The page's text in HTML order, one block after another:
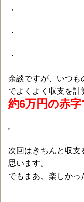
・
・
・
余談ですが、いつも
でよくよく収支を計
約6万円の赤字
次回はきちんと収支
思います。
でもまあ、楽しかっ